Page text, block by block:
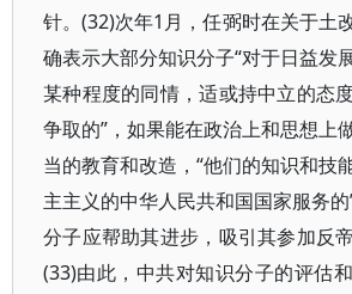
针。(32)次年1月，任弼时在关于土
确表示大部分知识分子“对于日益发
某种程度的同情，适或持中立的态
争取的”，如果能在政治上和思想上
当的教育和改造，“他们的知识和技
主主义的中华人民共和国国家服务
分子应帮助其进步，吸引其参加反
(33)由此，中共对知识分子的评估